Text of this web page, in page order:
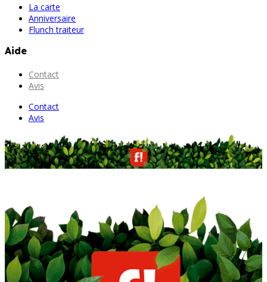
La carte
Anniversaire
Flunch traiteur
Aide
Contact
Avis
Contact
Avis